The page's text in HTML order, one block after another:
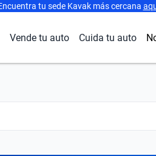
tu sede Kavak más cercana
Vende tu auto Cuida tu auto